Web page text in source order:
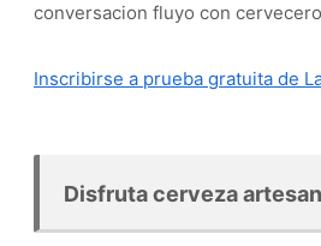
conversacion fluyo con
Inscribirse a prueba gratuita de
Disfruta cerveza